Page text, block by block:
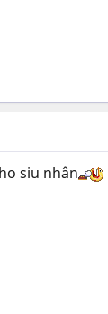
siu nhân